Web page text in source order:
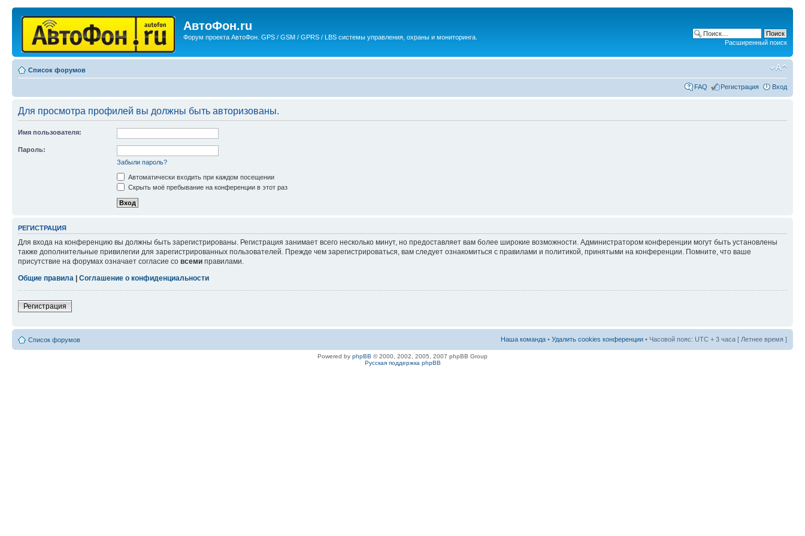
АвтоФон.ru
Форум проекта АвтоФон. GPS / GSM / GPRS / LBS системы управления, охраны и мониторинга.
Расширенный поиск
Список форумов
FAQ Регистрация Вход
Для просмотра профилей вы должны быть авторизованы.
Имя пользователя:
Пароль:
Забыли пароль?
Автоматически входить при каждом посещении
Скрыть моё пребывание на конференции в этот раз
РЕГИСТРАЦИЯ
Для входа на конференцию вы должны быть зарегистрированы. Регистрация занимает всего несколько минут, но предоставляет вам более широкие возможности. Администратором конференции могут быть установлены
также дополнительные привилегии для зарегистрированных пользователей. Прежде чем зарегистрироваться, вам следует ознакомиться с правилами и политикой, принятыми на конференции. Помните, что ваше
присутствие на форумах означает согласие со всеми правилами.
Общие правила | Соглашение о конфиденциальности
Регистрация
Список форумов Наша команда • Удалить cookies конференции • Часовой пояс: UTC + 3 часа [ Летнее время ]
Powered by phpBB © 2000, 2002, 2005, 2007 phpBB Group
Русская поддержка phpBB